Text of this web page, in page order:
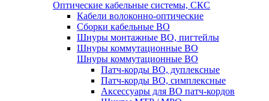
Оптические кабельные системы, СКС
Кабели волоконно-оптические
Сборки кабельные ВО
Шнуры монтажные ВО, пигтейлы
Шнуры коммутационные ВО
Шнуры коммутационные ВО
Патч-корды ВО, дуплексные
Патч-корды ВО, симплексные
Аксессуары для ВО патч-кордов